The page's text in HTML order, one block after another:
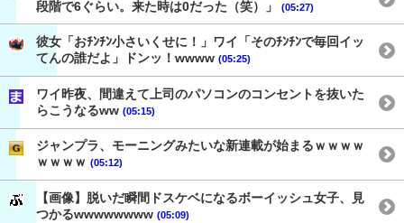
段階で6ぐらい。来た時は0だった（笑）」
(05:27)
彼女「おﾁﾝﾁﾝ小さいくせに！」ワイ「そのﾁﾝﾁﾝで毎回イッ
てんの誰だよ」ドンッ！wwww (05:25)
ワイ昨夜、間違えて上司のパソコンのコンセントを抜いた
らこうなるww (05:15)
ジャンプラ、モーニングみたいな新連載が始まるｗｗｗｗ
ｗｗｗｗ (05:12)
【画像】脱いだ瞬間ドスケベになるボーイッシュ女子、見
つかるwwwwwwww (05:09)